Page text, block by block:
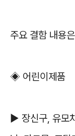
주요 결함 내용
◈ 어린이제품
▶ 장신구, 유모